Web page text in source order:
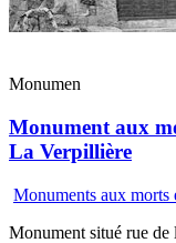
Monumen
Monument aux
La Verpillière
Monuments aux morts
Monument situé rue